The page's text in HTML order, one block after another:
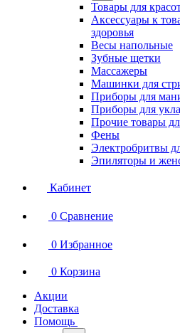
Товары для
Аксессуары к
здоровья
Весы напольные
Зубные щетки
Массажеры
Машинки для
Приборы для
Приборы для
Прочие товары
Фены
Электробритвы
Эпиляторы и
Кабинет
0 Сравнение
0 Избранное
0 Корзина
Акции
Доставка
Помощь